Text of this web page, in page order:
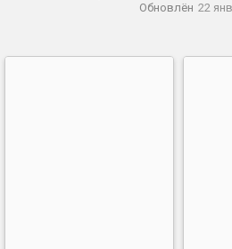
Обновлён 22